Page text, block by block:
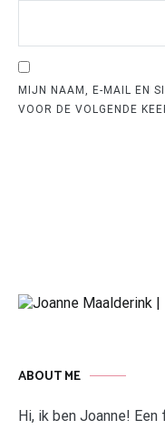
MIJN NAAM, E-MAIL EN
VOOR DE VOLGENDE
ABOUT ME
Hi, ik ben Joanne!